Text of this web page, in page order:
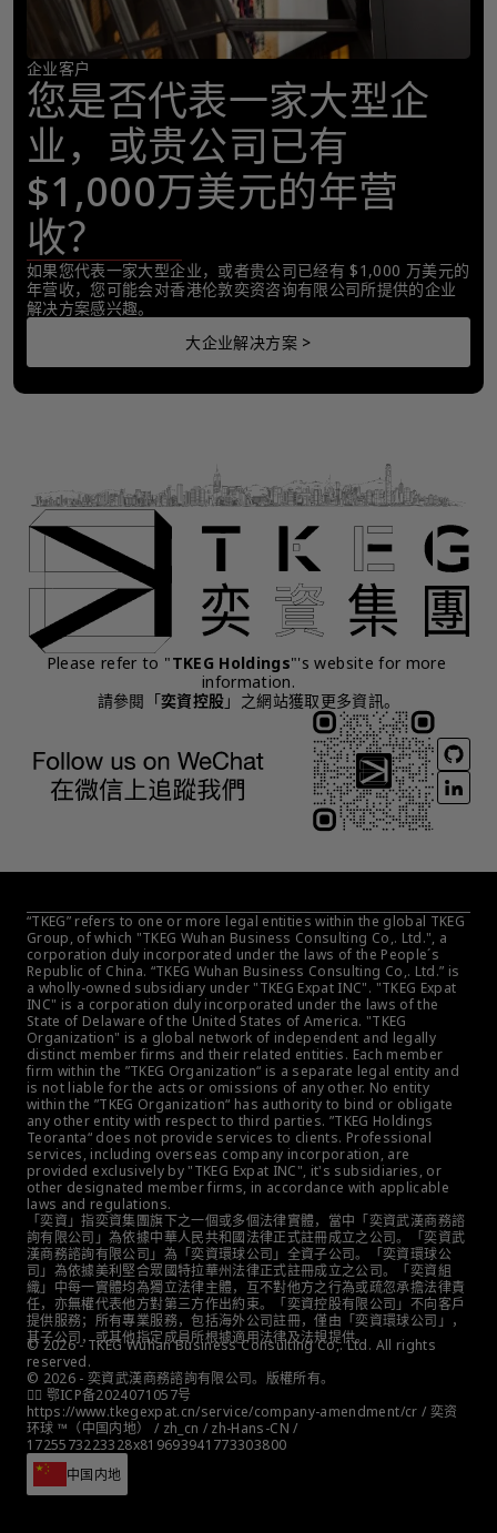
企业客户
您是否代表一家大型企
业，或贵公司已有
$1,000万美元的年营
收？
如果您代表一家大型企业，或者贵公司已经有 $1,000 万美元的
年营收，您可能会对香港伦敦奕资咨询有限公司所提供的企业
解决方案感兴趣。
大企业解决方案 >
Please refer to "TKEG Holdings"'s website for more
information.
請參閱「奕資控股 」之網站獲取更多資訊。
“TKEG” refers to one or more legal entities within the global TKEG
Group, of which "TKEG Wuhan Business Consulting Co,. Ltd.", a
corporation duly incorporated under the laws of the People´s
Republic of China. “TKEG Wuhan Business Consulting Co,. Ltd.” is
a wholly-owned subsidiary under "TKEG Expat INC". "TKEG Expat
INC" is a corporation duly incorporated under the laws of the
State of Delaware of the United States of America. "TKEG
Organization" is a global network of independent and legally
distinct member firms and their related entities. Each member
firm within the ”TKEG Organization“ is a separate legal entity and
is not liable for the acts or omissions of any other. No entity
within the ”TKEG Organization“ has authority to bind or obligate
any other entity with respect to third parties. ”TKEG Holdings
Teoranta“ does not provide services to clients. Professional
services, including overseas company incorporation, are
provided exclusively by "TKEG Expat INC", it's subsidiaries, or
other designated member firms, in accordance with applicable
laws and regulations.
「奕資」指奕資集團旗下之一個或多個法律實體，當中「奕資武漢商務諮
詢有限公司」為依據中華人民共和國法律正式註冊成立之公司。「奕資武
漢商務諮詢有限公司」為「奕資環球公司」全資子公司。「奕資環球公
司」為依據美利堅合眾國特拉華州法律正式註冊成立之公司。「奕資組
織」中每一實體均為獨立法律主體，互不對他方之行為或疏忽承擔法律責
任，亦無權代表他方對第三方作出約束。「奕資控股有限公司」不向客戶
提供服務；所有專業服務，包括海外公司註冊，僅由「奕資環球公司」，
其子公司，或其他指定成員所根據適用法律及法規提供。
© 2026 - TKEG Wuhan Business Consulting Co,. Ltd. All rights
reserved.
© 2026 - 奕資武漢商務諮詢有限公司。版權所有。
👮‍♀️ 鄂ICP备2024071057号
https://www.tkegexpat.cn/service/company-amendment/cr / 奕资
环球 ™（中国内地） / zh_cn / zh-Hans-CN /
1725573223328x819693941773303800
中国内地